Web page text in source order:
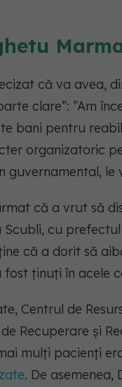
că va avea,
clare”: ”Am
bani pentru
organizatoric
guvernamental,
că a vrut să
cu
că a dorit să
fost ţinuţi în acele
Centrul de
Recuperare şi
mulţi pacienţi
. De